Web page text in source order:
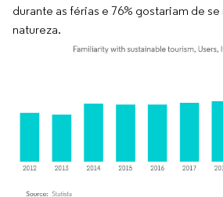
durante as férias e 76% gostariam de
natureza.